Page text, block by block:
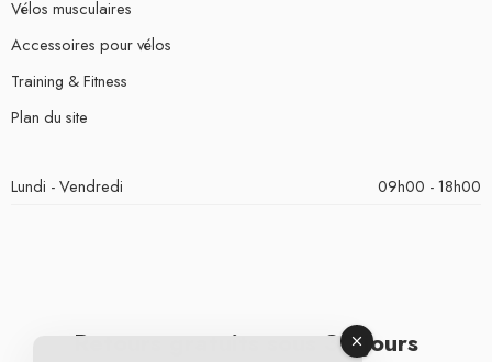
Vélos musculaires
Accessoires pour vélos
Training & Fitness
Plan du site
Lundi - Vendredi 09h00 - 18h00
Retours gratuits sous 30 jours